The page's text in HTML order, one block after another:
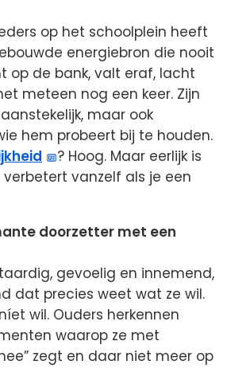
op het schoolplein heeft
energiebron die nooit
op de bank, valt eraf, lacht
meteen nog een keer. Zijn
maar ook
hem probeert bij te houden.
? Hoog. Maar eerlijk is
verbetert vanzelf als je een
doorzetter met een
gevoelig en innemend,
dat precies weet wat ze wil.
wil. Ouders herkennen
waarop ze met
zegt en daar niet meer op